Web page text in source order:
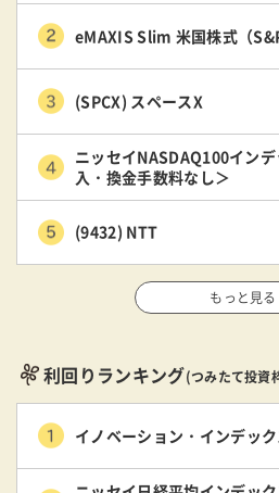
eMAXIS Slim 米国株式（
(SPCX) スペースX
ニッセイNASDAQ100イン
入・換金手数料なし＞
(9432) NTT
もっと見る
利回りランキング(つみたて投資
イノベーション・インデッ